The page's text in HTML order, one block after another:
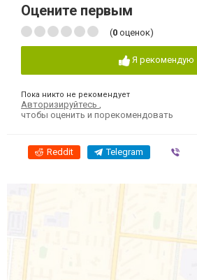
Оцените первым
(0 оценок)
Я рекомендую
Пока никто не рекомендует
Авторизируйтесь
чтобы оценить и порекомендовать
Reddit Telegram